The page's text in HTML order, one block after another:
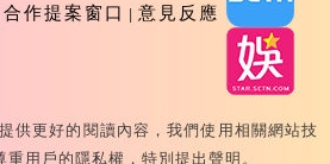
合作提案窗口 意見反應
供更好的閱讀內容，我們使用相關網站技
用戶的隱私權，特別提出聲明。